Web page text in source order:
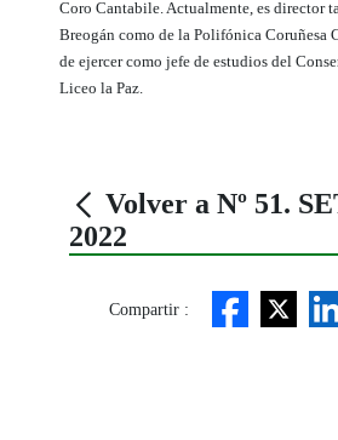
Coro Cantabile. Actualmente, es director
Breogán como de la Polifónica Coruñesa
de ejercer como jefe de estudios del
Liceo la Paz.
Volver a Nº 51.
2022
Compartir :